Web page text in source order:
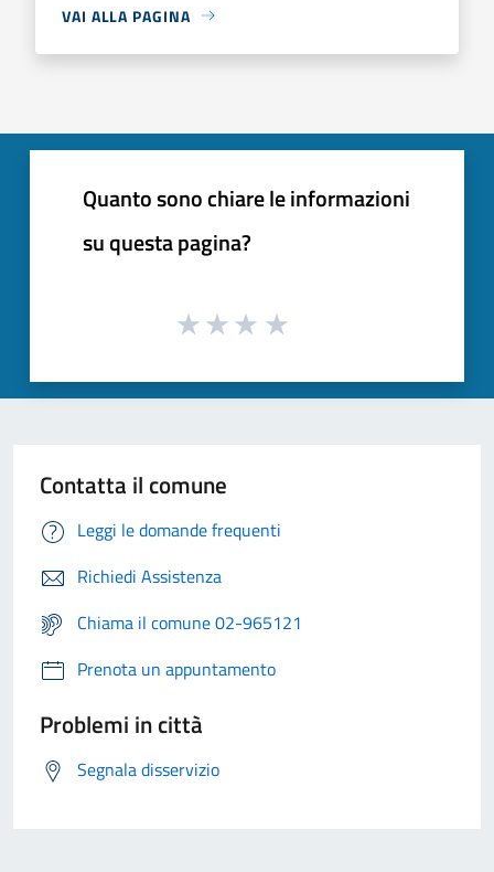
VAI ALLA PAGINA
Quanto sono chiare le informazioni
su questa pagina?
Contatta il comune
Leggi le domande frequenti
Richiedi Assistenza
Chiama il comune 02-965121
Prenota un appuntamento
Problemi in città
Segnala disservizio